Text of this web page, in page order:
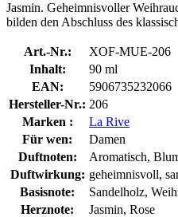
Jasmin. Geheimnisvoller
bilden den Abschluss des
Art.-Nr.:
XOF-MUE-206
Inhalt:
90 ml
EAN:
5906735232066
Hersteller-Nr.: 206
Marken :
La Rive
Für wen:
Damen
Duftnoten:
Aromatisch,
Duftwirkung: geheimnisvoll,
Basisnote:
Sandelholz,
Herznote:
Jasmin, Rose